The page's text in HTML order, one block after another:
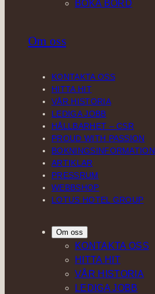
BOKA BORD
Om oss
KONTAKTA OSS
HITTA HIT
VÅR HISTORIA
LEDIGA JOBB
HÅLLBARHET – CSR
PROUD WITH PASSION
BOKNINGSINFORMATION
ARTIKLAR
PRESSRUM
WEBBSHOP
LOTUS HOTEL GROUP
Om oss
KONTAKTA OSS
HITTA HIT
VÅR HISTORIA
LEDIGA JOBB